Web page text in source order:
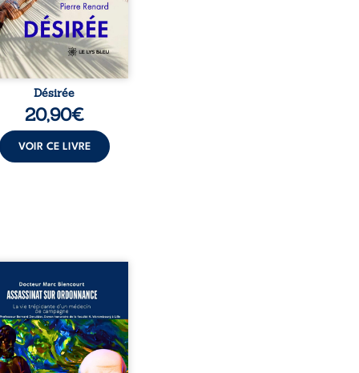
: et s’ils étaient
demi-frère et ...
Désirée
20,90€
VOIR CE LIVRE
sur ordonnance –
trépidante d’un médecin
est la réédition
et actualisée du
du Docteur Marc
ancien médecin de
qui revient sur son